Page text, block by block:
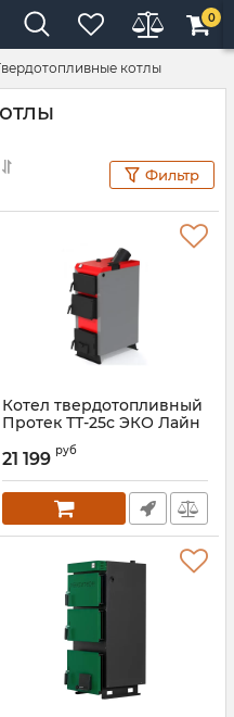
0
котлы
Фильтр
Котел твердотопливный
Протек ТТ-25с ЭКО Лайн
00000027509
21 199 руб